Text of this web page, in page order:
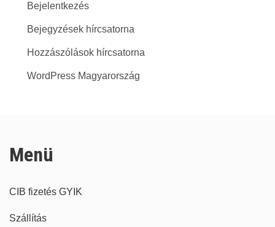
Bejelentkezés
Bejegyzések hírcsatorna
Hozzászólások hírcsatorna
WordPress Magyarország
Menü
CIB fizetés GYIK
Szállítás